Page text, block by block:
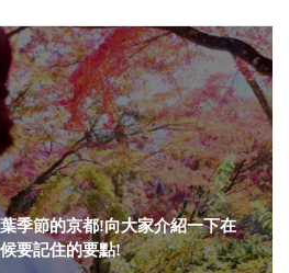
季節的京都!向大家介紹一下在
要記住的要點!